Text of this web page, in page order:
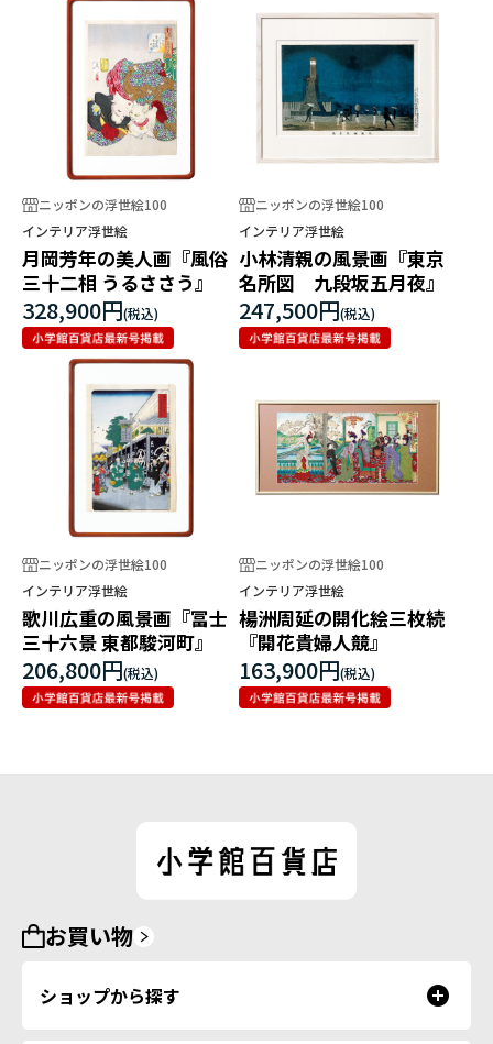
ニッポンの浮世絵100
インテリア浮世絵
月岡芳年の美人画『風俗
三十二相 うるささう』
328,900円
ニッポンの浮世絵100
インテリア浮世絵
小林清親の風景画『東京
名所図 九段坂五月夜』
247,500円
ニッポンの浮世絵100
インテリア浮世絵
歌川広重の風景画『冨士
三十六景 東都駿河町』
206,800円
ニッポンの浮世絵100
インテリア浮世絵
楊洲周延の開化絵三枚続
『開花貴婦人競』
163,900円
お買い物
ショップから探す